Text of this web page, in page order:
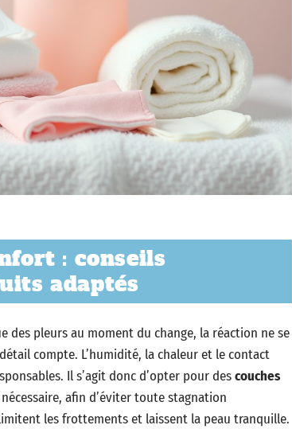
: conseils
adaptés
pleurs au moment du change, la réaction ne se
compte. L’humidité, la chaleur et le contact
Il s’agit donc d’opter pour descouches
afin d’éviter toute stagnation
les frottements et laissent la peau tranquille.